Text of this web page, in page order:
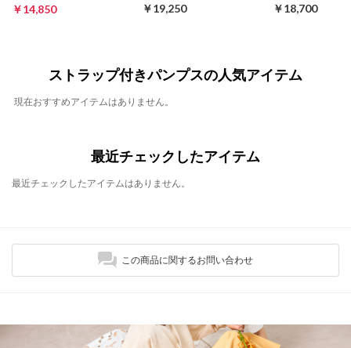
￥14,850 ￥19,250 ￥18,700
ストラップ付きパンプスの人気アイテム
現在おすすめアイテムはありません。
最近チェックしたアイテム
最近チェックしたアイテムはありません。
この商品に関するお問い合わせ